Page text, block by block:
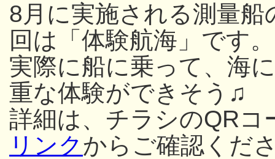
8月に実施される測量
回は「体験航海」です。
実際に船に乗って、海
重な体験ができそう♫
詳細は、チラシのQRコ
リンクからご確認くだ